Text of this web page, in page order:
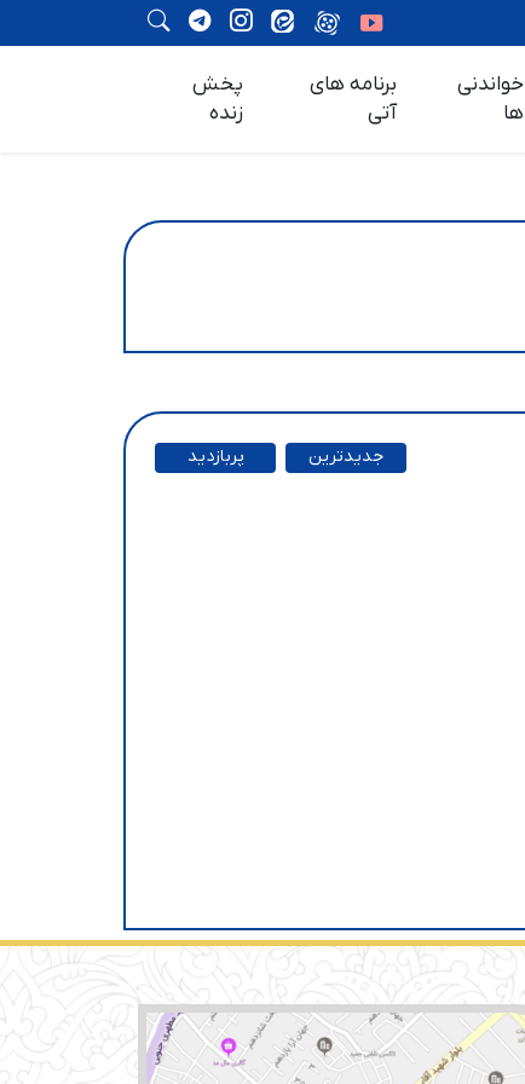
خواندنی
ها
برنامه های
آتی
پخش
زنده
پربازدید
جدیدترین